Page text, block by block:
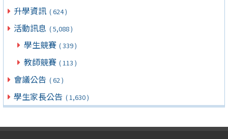
升學資訊 ( 624 )
活動訊息 ( 5,088 )
學生競賽 ( 339 )
教師競賽 ( 113 )
會議公告 ( 62 )
學生家長公告 ( 1,630 )